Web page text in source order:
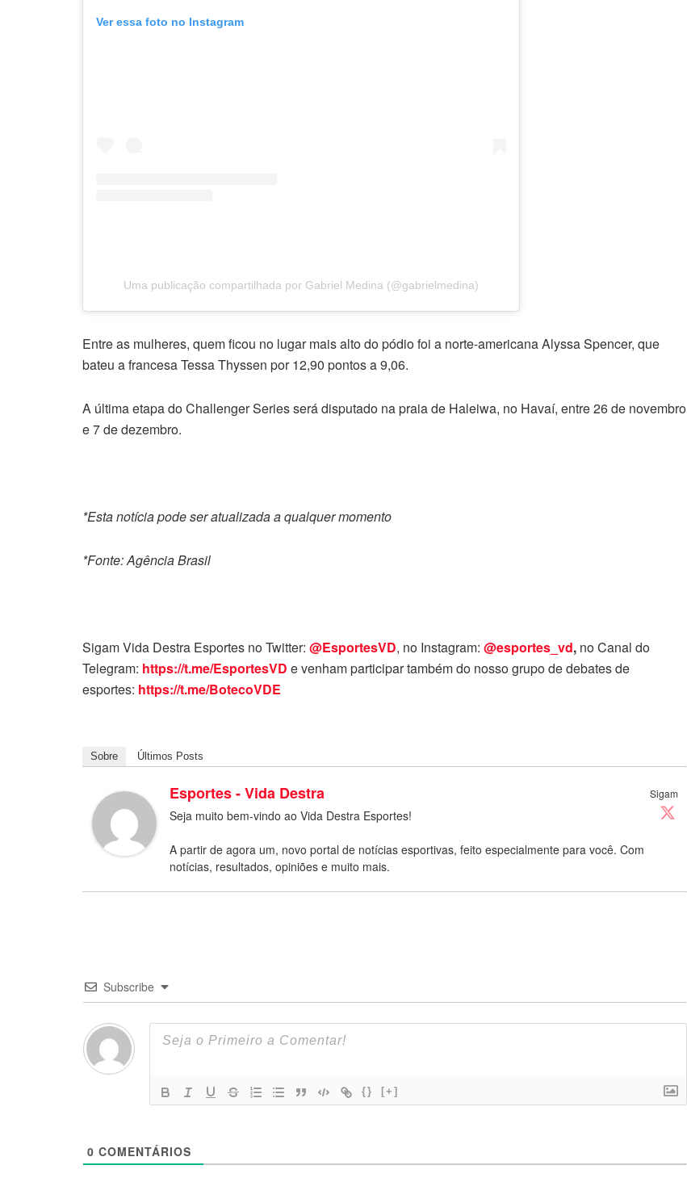
Ver essa foto no Instagram
Uma publicação compartilhada por Gabriel Medina (@gabrielmedina)
Entre as mulheres, quem ficou no lugar mais alto do pódio foi a norte-americana Alyssa Spencer, que
bateu a francesa Tessa Thyssen por 12,90 pontos a 9,06.
A última etapa do Challenger Series será disputado na praia de Haleiwa, no Havaí, entre 26 de novembro
e 7 de dezembro.
*Esta notícia pode ser atualizada a qualquer momento
*Fonte: Agência Brasil
Sigam Vida Destra Esportes no Twitter: @EsportesVD, no Instagram: @esportes_vd, no Canal do
Telegram: https://t.me/EsportesVD e venham participar também do nosso grupo de debates de
esportes: https://t.me/BotecoVDE
Sobre Últimos Posts
Sigam
Esportes - Vida Destra
Seja muito bem-vindo ao Vida Destra Esportes!
A partir de agora um, novo portal de notícias esportivas, feito especialmente para você. Com
notícias, resultados, opiniões e muito mais.
Subscribe
{} [+]
0 COMENTÁRIOS